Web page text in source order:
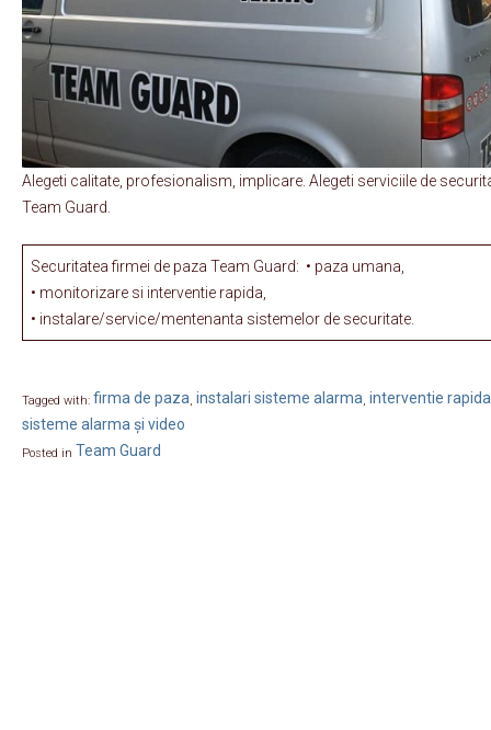
Alegeti calitate, profesionalism, implicare. Alegeti serviciile de
Team Guard.
Securitatea firmei de paza Team Guard: • paza umana,
• monitorizare si interventie rapida,
• instalare/service/mentenanta sistemelor de securitate.
Tagged with: firma de paza instalari sisteme alarma interventie rapida
sisteme alarma și video
Posted in Team Guard